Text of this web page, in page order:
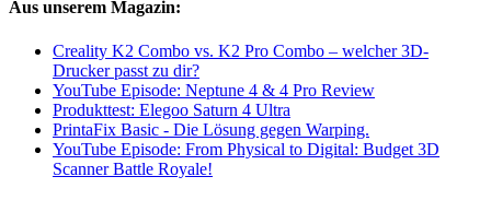
Aus unserem Magazin:
Creality K2 Combo vs. K2 Pro Combo – welcher 3D-
Drucker passt zu dir?
YouTube Episode: Neptune 4 & 4 Pro Review
Produkttest: Elegoo Saturn 4 Ultra
PrintaFix Basic - Die Lösung gegen Warping.
YouTube Episode: From Physical to Digital: Budget 3D
Scanner Battle Royale!